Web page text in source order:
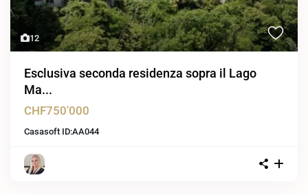
12
Esclusiva seconda residenza sopra il Lago
Ma...
CHF750'000
Casasoft ID:AA044